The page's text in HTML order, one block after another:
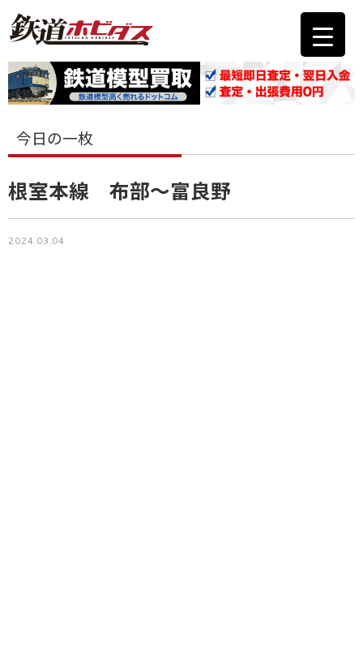
今日の一枚
根室本線 布部〜富良野
2024.03.04